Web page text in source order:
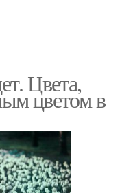
Цвета,
цветом в